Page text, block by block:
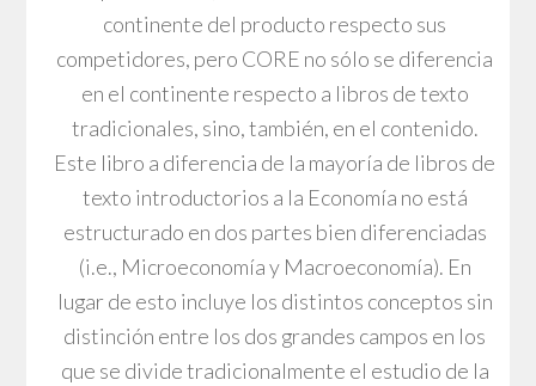
continente del producto respecto sus
competidores, pero CORE no sólo se diferencia
en el continente respecto a libros de texto
tradicionales, sino, también, en el contenido.
Este libro a diferencia de la mayoría de libros de
texto introductorios a la Economía no está
estructurado en dos partes bien diferenciadas
(i.e., Microeconomía y Macroeconomía). En
lugar de esto incluye los distintos conceptos sin
distinción entre los dos grandes campos en los
que se divide tradicionalmente el estudio de la